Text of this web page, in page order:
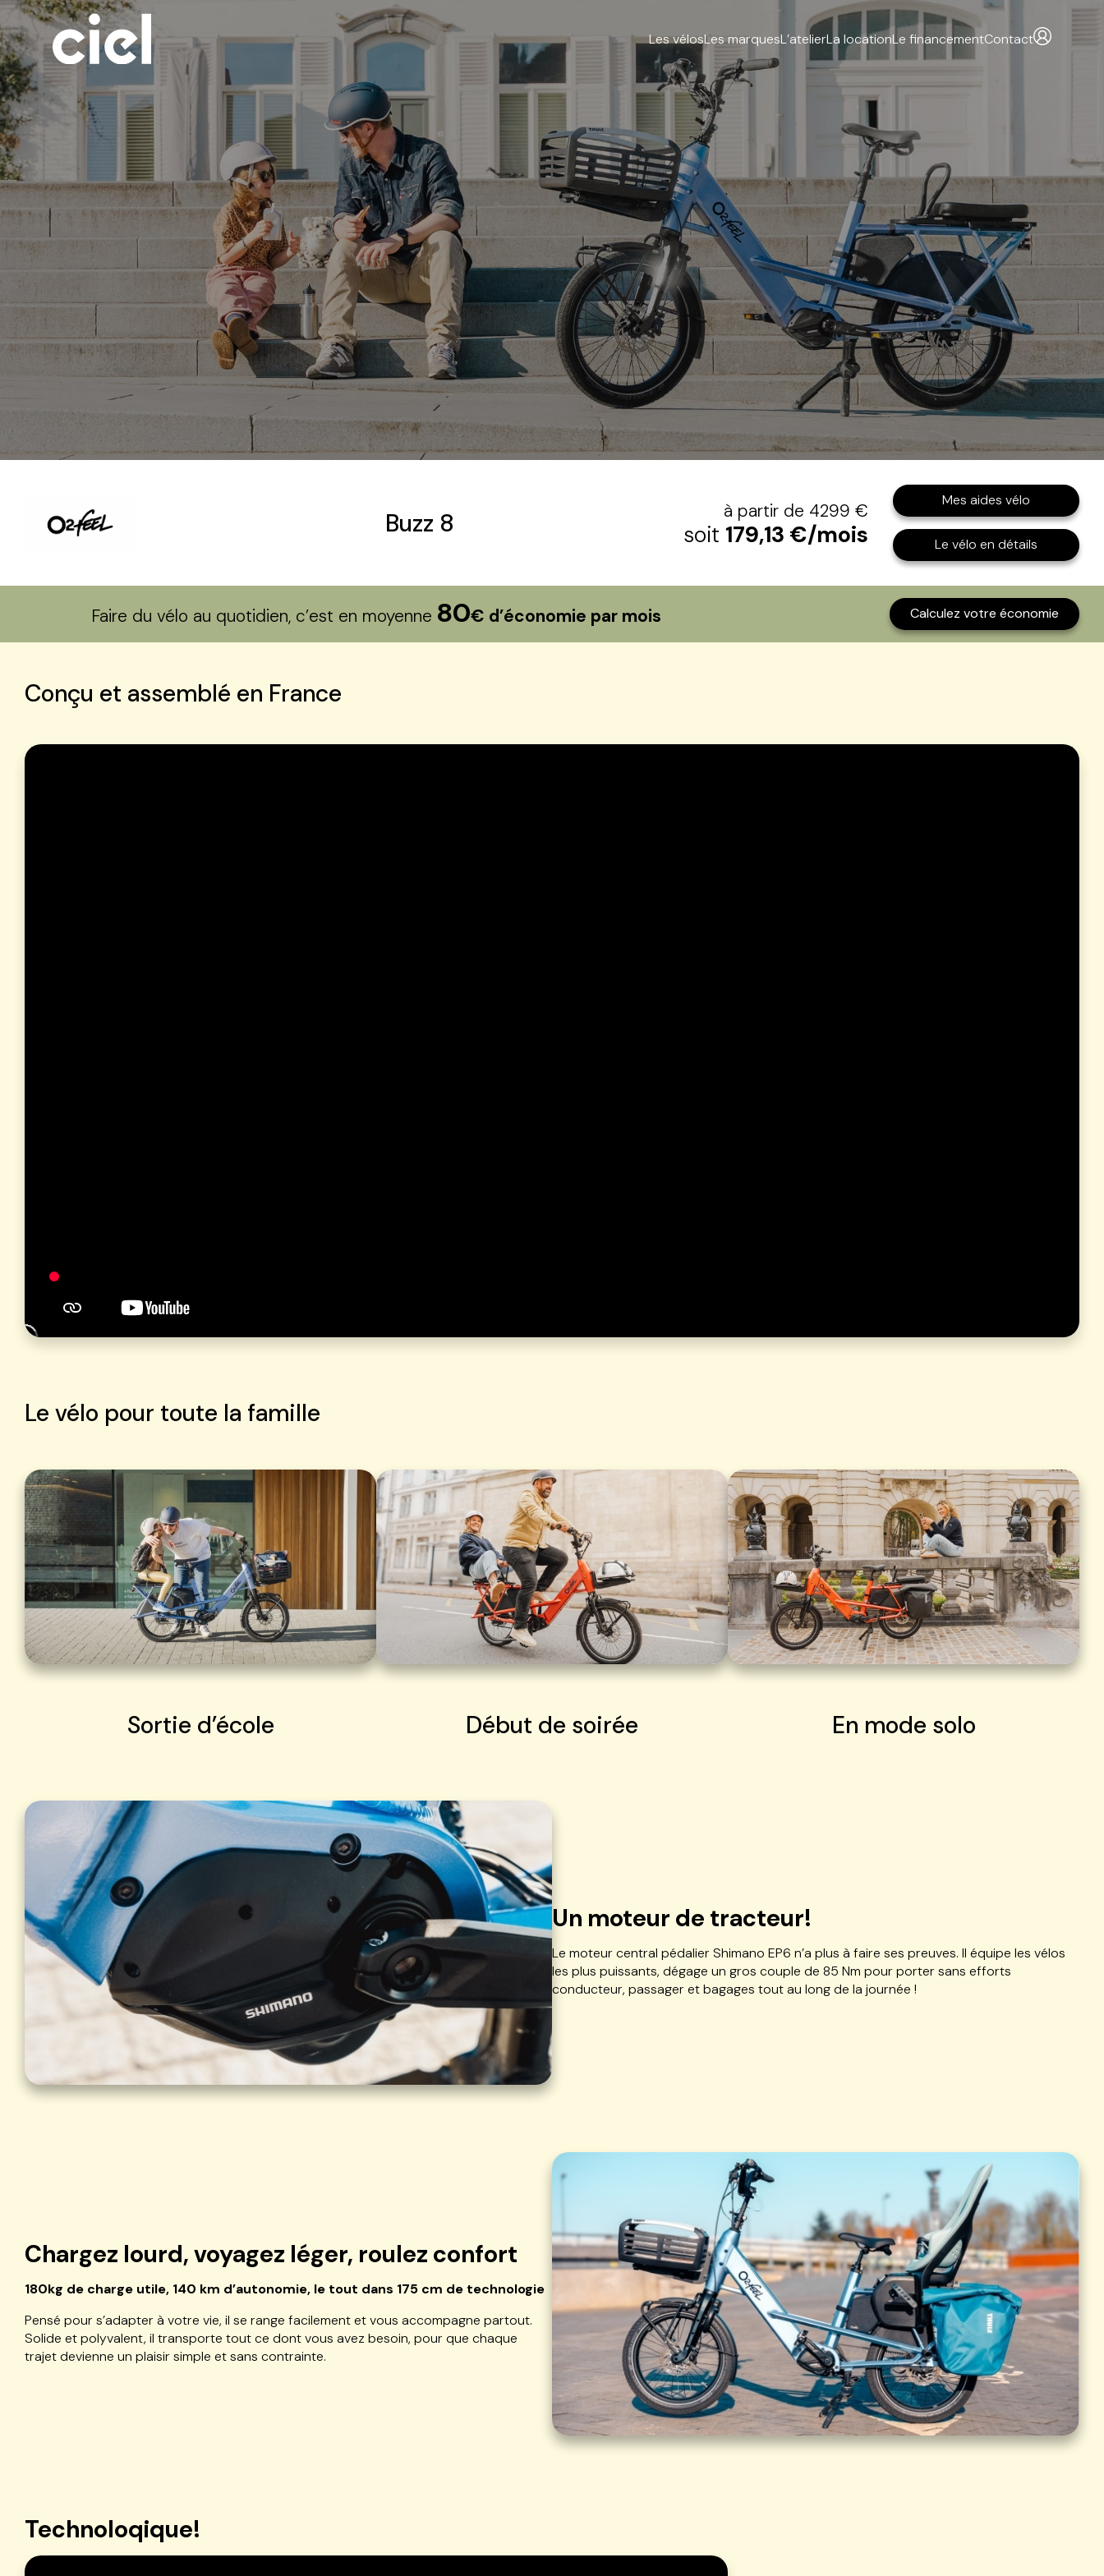
Les vélosLes marquesL’atelierLa locationLe financementContact
Buzz 8 à partir de 4299 €
soit 179,13 €/mois
Mes aides vélo
Le vélo en détails
Faire du vélo au quotidien, c’est en moyenne 80€ d’économie par mois Calculez votre économie
Conçu et assemblé en France
Le vélo pour toute la famille
Sortie d’école Début de soirée En mode solo
Un moteur de tracteur!
Le moteur central pédalier Shimano EP6 n’a plus à faire ses preuves. Il équipe les vélos
les plus puissants, dégage un gros couple de 85 Nm pour porter sans efforts
conducteur, passager et bagages tout au long de la journée !
Chargez lourd, voyagez léger, roulez confort
180kg de charge utile, 140 km d’autonomie, le tout dans 175 cm de technologie
Pensé pour s’adapter à votre vie, il se range facilement et vous accompagne partout.
Solide et polyvalent, il transporte tout ce dont vous avez besoin, pour que chaque
trajet devienne un plaisir simple et sans contrainte.
Technoloqique!